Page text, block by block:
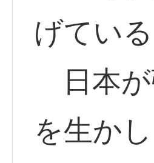
げている
日本が
を生か